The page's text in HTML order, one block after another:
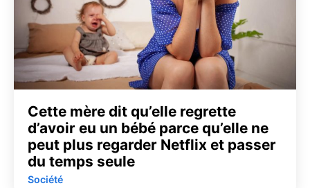
Cette mère dit qu’elle regrette
d’avoir eu un bébé parce qu’elle ne
peut plus regarder Netflix et passer
du temps seule
Société